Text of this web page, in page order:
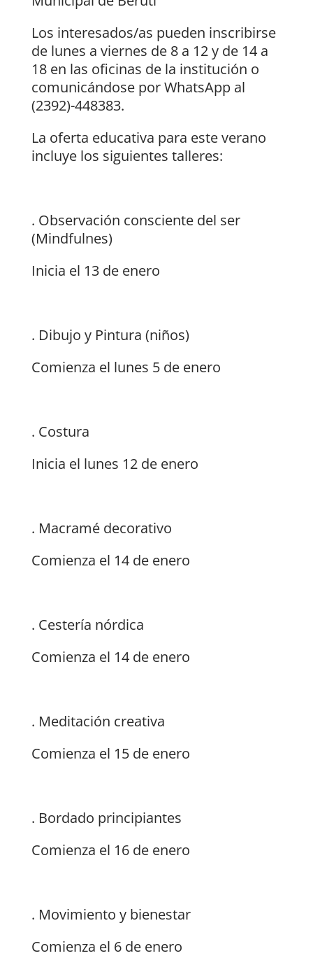
Los interesados/as pueden inscribirse
de lunes a viernes de 8 a 12 y de 14 a
18 en las oficinas de la institución o
comunicándose por WhatsApp al
(2392)-448383.
La oferta educativa para este verano
incluye los siguientes talleres:
. Observación consciente del ser
(Mindfulnes)
Inicia el 13 de enero
. Dibujo y Pintura (niños)
Comienza el lunes 5 de enero
. Costura
Inicia el lunes 12 de enero
. Macramé decorativo
Comienza el 14 de enero
. Cestería nórdica
Comienza el 14 de enero
. Meditación creativa
Comienza el 15 de enero
. Bordado principiantes
Comienza el 16 de enero
. Movimiento y bienestar
Comienza el 6 de enero